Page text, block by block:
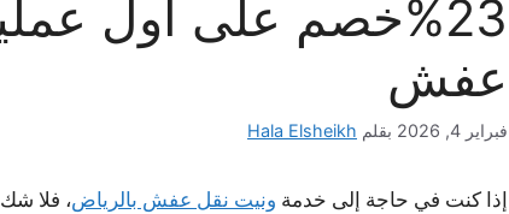
23%خصم على أول
عفش
فبراير 4, 2026 بقلم Hala Elsheikh
إذا كنت في حاجة إلى خدمة ونيت نقل عفش بالرياض، فلا